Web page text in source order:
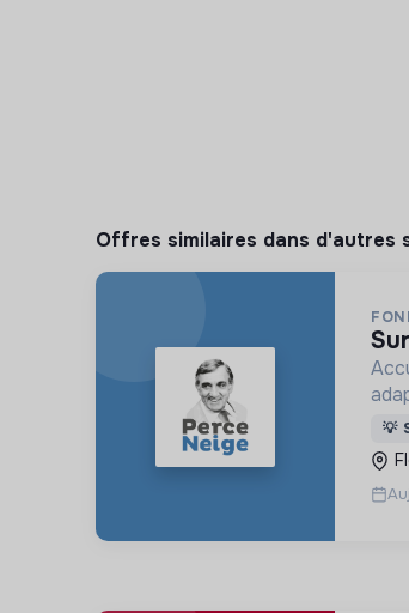
Offres similaires dans d'autres
ou
💡